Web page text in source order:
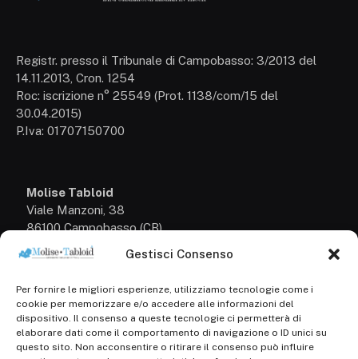
Gestisci Consenso
Per fornire le migliori esperienze, utilizziamo tecnologie come i
cookie per memorizzare e/o accedere alle informazioni del
dispositivo. Il consenso a queste tecnologie ci permetterà di
elaborare dati come il comportamento di navigazione o ID unici su
questo sito. Non acconsentire o ritirare il consenso può influire
Registr. presso il Tribunale di Campobasso: 3/2013 del
14.11.2013, Cron. 1254
Roc: iscrizione n° 25549 (Prot. 1138/com/15 del
30.04.2015)
P.Iva: 01707150700
Molise Tabloid
Viale Manzoni, 38
86100 Campobasso (CB)
+39 3333169466
Scrivici a:
info@molisetabloid.it
commerciale@molisetabloid.it